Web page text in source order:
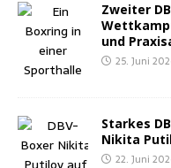
Zwei­ter
und
25. Juni
Star­kes
Niki­ta
22. Juni